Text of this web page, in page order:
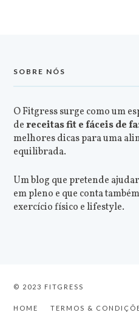
SOBRE NÓS
O Fitgress surge como um
dereceitas fit e fáceis de
melhores dicas para uma
equilibrada.
Um blog que pretende
em pleno e que conta
exercício físico e lifestyle.
© 2023 FITGRESS
HOME TERMOS &